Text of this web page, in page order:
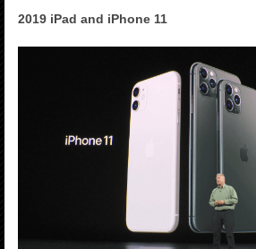
2019 iPad and iPhone 11